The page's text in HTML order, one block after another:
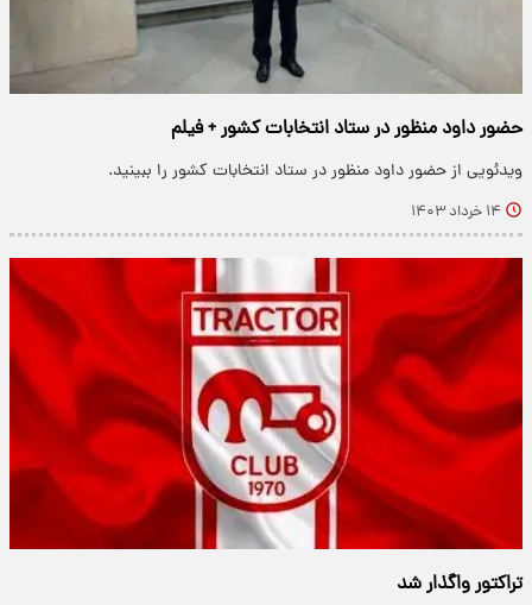
حضور داود منظور در ستاد انتخابات کشور + فیلم
ویدئویی از حضور داود منظور در ستاد انتخابات کشور را ببینید.
۱۴ خرداد ۱۴۰۳
تراکتور واگذار شد